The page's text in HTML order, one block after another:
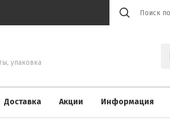
упаковка
Доставка Акции Информация